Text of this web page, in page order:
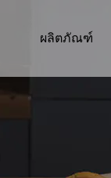
ผลิตภัณฑ์